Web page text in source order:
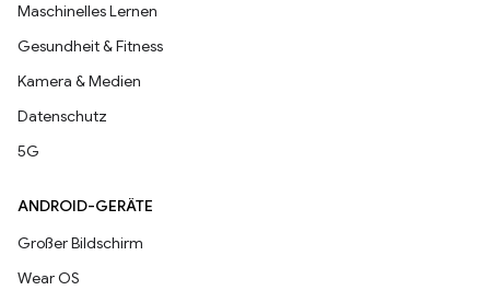
Maschinelles Lernen
Gesundheit & Fitness
Kamera & Medien
Datenschutz
5G
ANDROID-GERÄTE
Großer Bildschirm
Wear OS